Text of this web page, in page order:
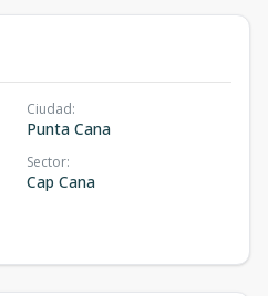
Ciudad:
Punta Cana
Sector:
Cap Cana